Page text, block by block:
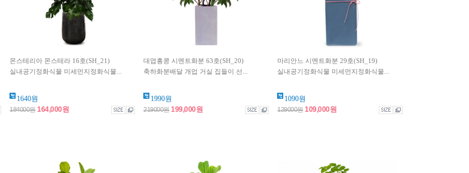
몬스테리아 몬스테라 16호(SH_21)
실내공기정화식물 미세먼지정화식물...
1640원
184000원164,000원
대엽홍콩 시멘트화분 63호(SH_20)
축하화분배달 개업 거실 집들이 선...
1990원
219000원199,000원
마리안느 시멘트화분 29호(SH_19)
실내공기정화식물 미세먼지정화식물...
1090원
129000원109,000원